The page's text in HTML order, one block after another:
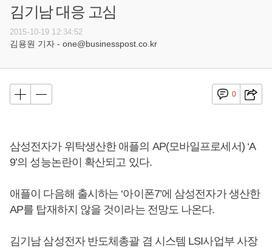
김기남 대응 고심
2015-10-19 12:34:52
김용원 기자 - one@businesspost.co.kr
0
삼성전자가 위탁생산한 애플의 AP(모바일프로세서) ‘A
9’의 성능논란이 확산되고 있다.
애플이 다음해 출시하는 ‘아이폰7’에 삼성전자가 생산한
AP를 탑재하지 않을 것이라는 전망도 나온다.
김기남 삼성전자 반도체총괄 겸 시스템 LSI사업부 사장